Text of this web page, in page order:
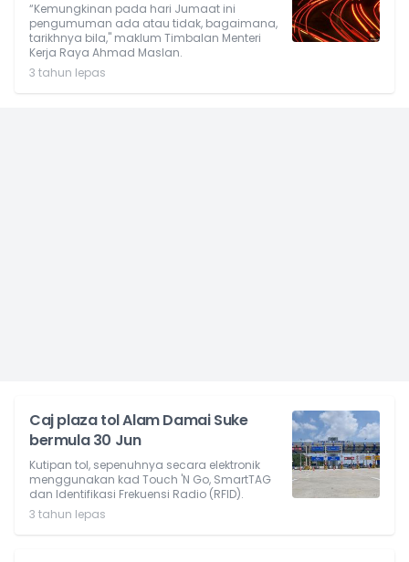
“Kemungkinan pada hari Jumaat ini
pengumuman ada atau tidak, bagaimana,
tarikhnya bila," maklum Timbalan Menteri
Kerja Raya Ahmad Maslan.
3 tahun lepas
Caj plaza tol Alam Damai Suke
bermula 30 Jun
Kutipan tol, sepenuhnya secara elektronik
menggunakan kad Touch 'N Go, SmartTAG
dan Identifikasi Frekuensi Radio (RFID).
3 tahun lepas